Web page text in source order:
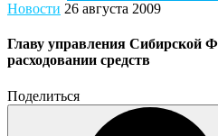
Новости 26 августа 2009
Главу управления Сибирской
расходовании средств
Поделиться